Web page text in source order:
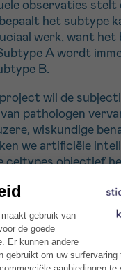
observaties stelt
het subtype
werk, want het
A wordt
B.
wil de
pathologen
wiskundige
we artificiële
celtypes objectief
we hoe deze
diagnoses
hopen we